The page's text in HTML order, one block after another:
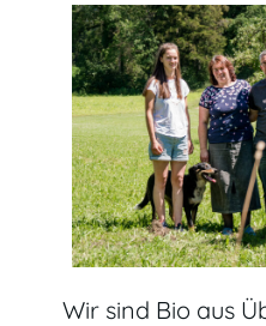
Wir sind Bio aus